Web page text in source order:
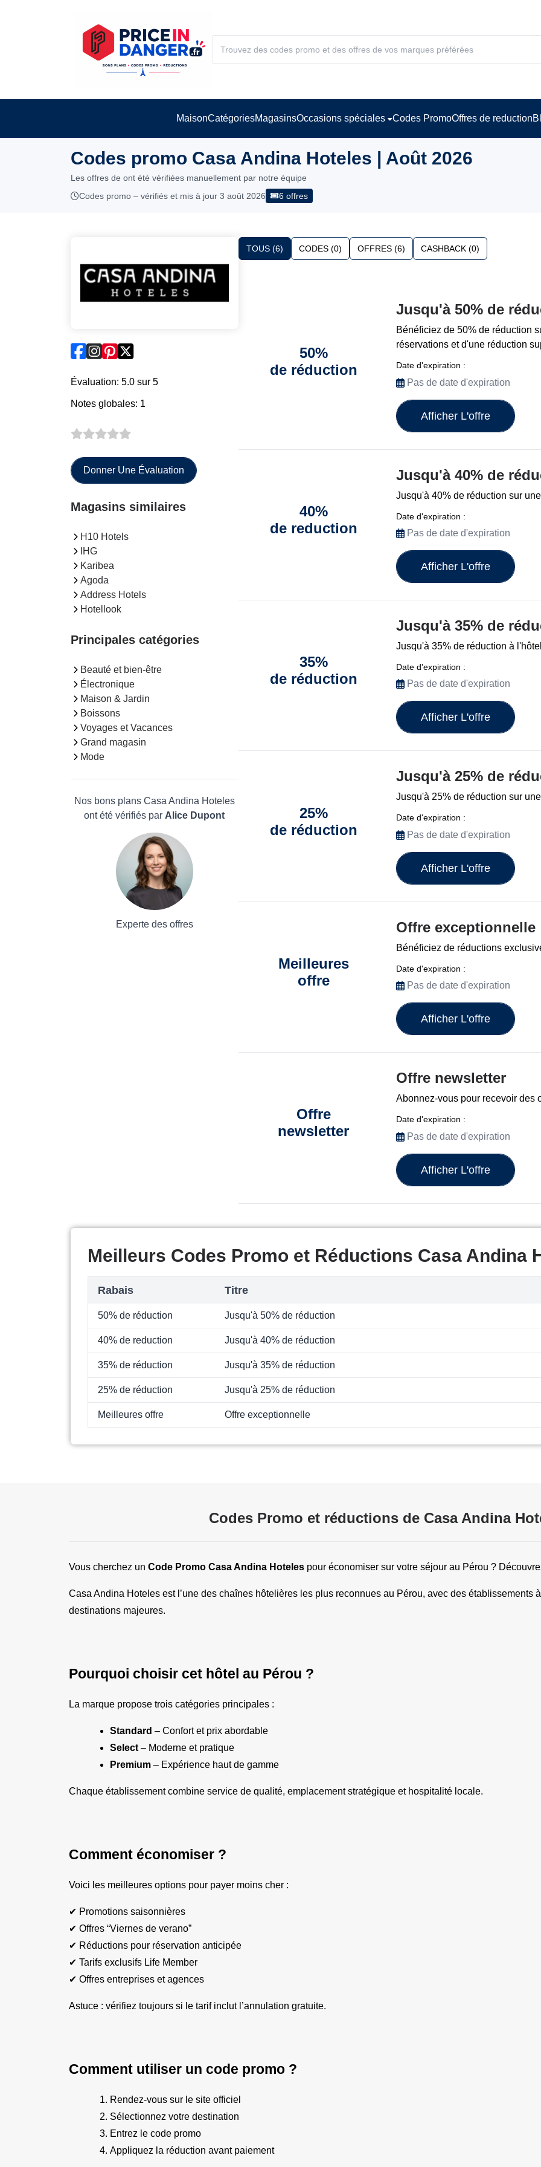
MaisonCatégoriesMagasinsOccasions spéciales Codes PromoOffres de reduction
Codes promo Casa Andina Hoteles | Août 2026
Les offres de ont été vérifiées manuellement par notre équipe
Codes promo – vérifiés et mis à jour 3 août 2026
6 offres
Évaluation: 5.0 sur 5
Notes globales: 1
Donner Une Évaluation
Magasins similaires
H10 Hotels
IHG
Karibea
Agoda
Address Hotels
Hotellook
Principales catégories
Beauté et bien-être
Électronique
Maison & Jardin
Boissons
Voyages et Vacances
Grand magasin
Mode
Nos bons plans Casa Andina Hoteles
ont été vérifiés par Alice Dupont
Experte des offres
TOUS (6) CODES (0) OFFRES (6) CASHBACK (0)
50%
de réduction
Jusqu'à 50% de
Bénéficiez de 50% de réduction
réservations et d'une réduction
Date d'expiration :
Pas de date d'expiration
Afficher L'offre
40%
de reduction
Jusqu'à 40% de
Jusqu'à 40% de réduction sur
Date d'expiration :
Pas de date d'expiration
Afficher L'offre
35%
de réduction
Jusqu'à 35% de
Jusqu'à 35% de réduction à
Date d'expiration :
Pas de date d'expiration
Afficher L'offre
25%
de réduction
Jusqu'à 25% de
Jusqu'à 25% de réduction sur
Date d'expiration :
Pas de date d'expiration
Afficher L'offre
Meilleures
offre
Offre exceptionnelle
Bénéficiez de réductions
Date d'expiration :
Pas de date d'expiration
Afficher L'offre
Offre
newsletter
Offre newsletter
Abonnez-vous pour recevoir des
Date d'expiration :
Pas de date d'expiration
Afficher L'offre
Meilleurs Codes Promo et Réductions Casa Andina
Rabais Titre
50% de réduction Jusqu'à 50% de réduction
40% de reduction Jusqu'à 40% de réduction
35% de réduction Jusqu'à 35% de réduction
25% de réduction Jusqu'à 25% de réduction
Meilleures offre Offre exceptionnelle
Codes Promo et réductions de Casa Andina
Vous cherchez un Code Promo Casa Andina Hoteles pour économiser sur votre séjour au Pérou ?
Casa Andina Hoteles est l’une des chaînes hôtelières les plus reconnues au Pérou, avec des établissements
destinations majeures.
Pourquoi choisir cet hôtel au Pérou ?
La marque propose trois catégories principales :
Standard – Confort et prix abordable
Select – Moderne et pratique
Premium – Expérience haut de gamme
Chaque établissement combine service de qualité, emplacement stratégique et hospitalité locale.
Comment économiser ?
Voici les meilleures options pour payer moins cher :
✔ Promotions saisonnières
✔ Offres “Viernes de verano”
✔ Réductions pour réservation anticipée
✔ Tarifs exclusifs Life Member
✔ Offres entreprises et agences
Astuce : vérifiez toujours si le tarif inclut l’annulation gratuite.
Comment utiliser un code promo ?
Rendez-vous sur le site officiel
Sélectionnez votre destination
Entrez le code promo
Appliquez la réduction avant paiement